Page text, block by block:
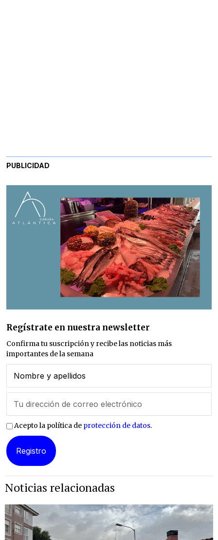
PUBLICIDAD
Regístrate en nuestra newsletter
Confirma tu suscripción y recibe las noticias más
importantes de la semana
Acepto la política de protección de datos.
Noticias relacionadas